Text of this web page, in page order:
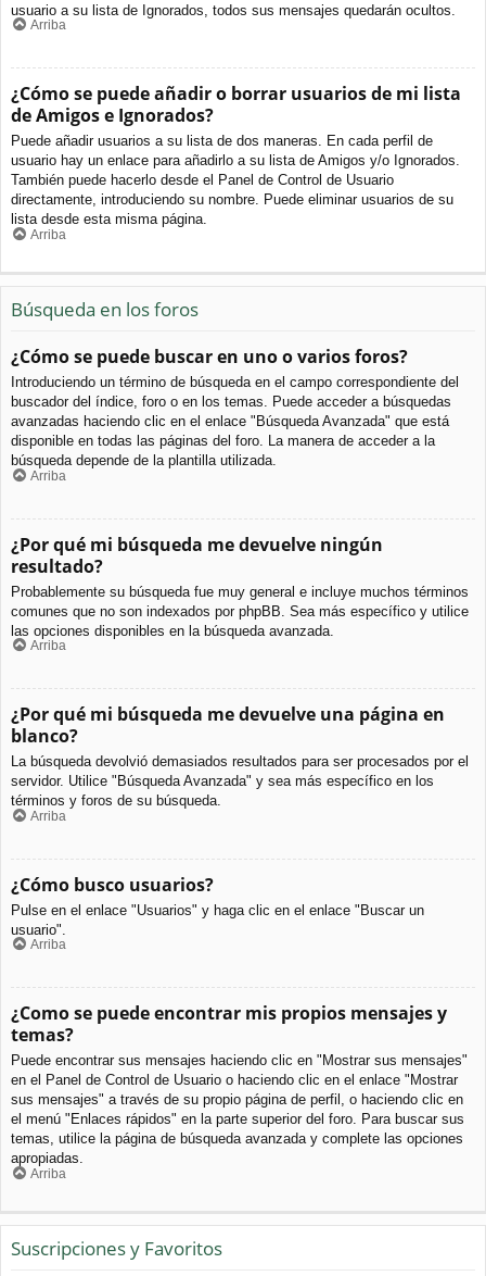
usuario a su lista de Ignorados, todos sus mensajes quedarán ocultos.
Arriba
¿Cómo se puede añadir o borrar usuarios de mi lista
de Amigos e Ignorados?
Puede añadir usuarios a su lista de dos maneras. En cada perfil de
usuario hay un enlace para añadirlo a su lista de Amigos y/o Ignorados.
También puede hacerlo desde el Panel de Control de Usuario
directamente, introduciendo su nombre. Puede eliminar usuarios de su
lista desde esta misma página.
Arriba
Búsqueda en los foros
¿Cómo se puede buscar en uno o varios foros?
Introduciendo un término de búsqueda en el campo correspondiente del
buscador del índice, foro o en los temas. Puede acceder a búsquedas
avanzadas haciendo clic en el enlace "Búsqueda Avanzada" que está
disponible en todas las páginas del foro. La manera de acceder a la
búsqueda depende de la plantilla utilizada.
Arriba
¿Por qué mi búsqueda me devuelve ningún
resultado?
Probablemente su búsqueda fue muy general e incluye muchos términos
comunes que no son indexados por phpBB. Sea más específico y utilice
las opciones disponibles en la búsqueda avanzada.
Arriba
¿Por qué mi búsqueda me devuelve una página en
blanco?
La búsqueda devolvió demasiados resultados para ser procesados por el
servidor. Utilice "Búsqueda Avanzada" y sea más específico en los
términos y foros de su búsqueda.
Arriba
¿Cómo busco usuarios?
Pulse en el enlace "Usuarios" y haga clic en el enlace "Buscar un
usuario".
Arriba
¿Como se puede encontrar mis propios mensajes y
temas?
Puede encontrar sus mensajes haciendo clic en "Mostrar sus mensajes"
en el Panel de Control de Usuario o haciendo clic en el enlace "Mostrar
sus mensajes" a través de su propio página de perfil, o haciendo clic en
el menú "Enlaces rápidos" en la parte superior del foro. Para buscar sus
temas, utilice la página de búsqueda avanzada y complete las opciones
apropiadas.
Arriba
Suscripciones y Favoritos